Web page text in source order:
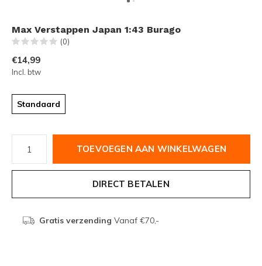
Max Verstappen Japan 1:43 Burago
(0)
€14,99
Incl. btw
Standaard
TOEVOEGEN AAN WINKELWAGEN
DIRECT BETALEN
Gratis verzending Vanaf €70,-